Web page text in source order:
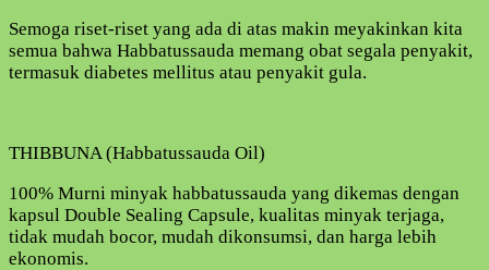
Semoga riset-riset yang ada di atas makin meyakinkan kita
semua bahwa Habbatussauda memang obat segala penyakit,
termasuk diabetes mellitus atau penyakit gula.
THIBBUNA (Habbatussauda Oil)
100% Murni minyak habbatussauda yang dikemas dengan
kapsul Double Sealing Capsule, kualitas minyak terjaga,
tidak mudah bocor, mudah dikonsumsi, dan harga lebih
ekonomis.